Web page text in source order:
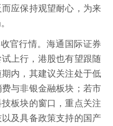
应保持观望耐心，为来
官行情。海通国际证券
上行，港股也有望跟随
内，其建议关注处于低
与非银金融板块；若市
板块的窗口，重点关注
及具备政策支持的国产